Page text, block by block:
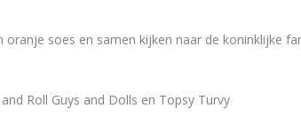
soes en samen kijken naar de koninklijke
Roll Guys and Dolls en Topsy Turvy